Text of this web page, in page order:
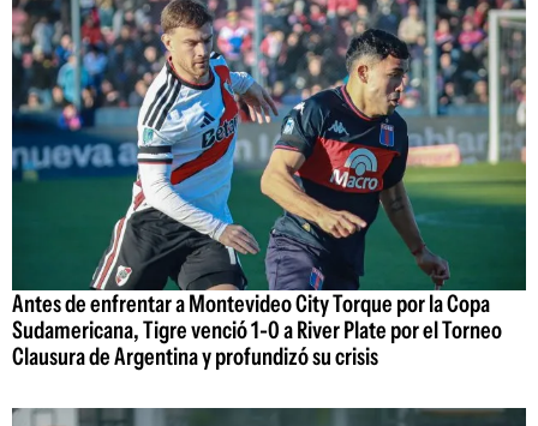
Antes de enfrentar a Montevideo City Torque por la Copa
Sudamericana, Tigre venció 1-0 a River Plate por el Torneo
Clausura de Argentina y profundizó su crisis